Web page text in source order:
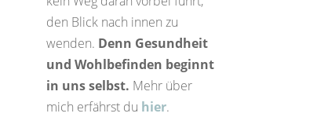
den Blick nach innen zu
wenden. Denn Gesundheit
und Wohlbefinden beginnt
in uns selbst. Mehr über
mich erfährst du hier.